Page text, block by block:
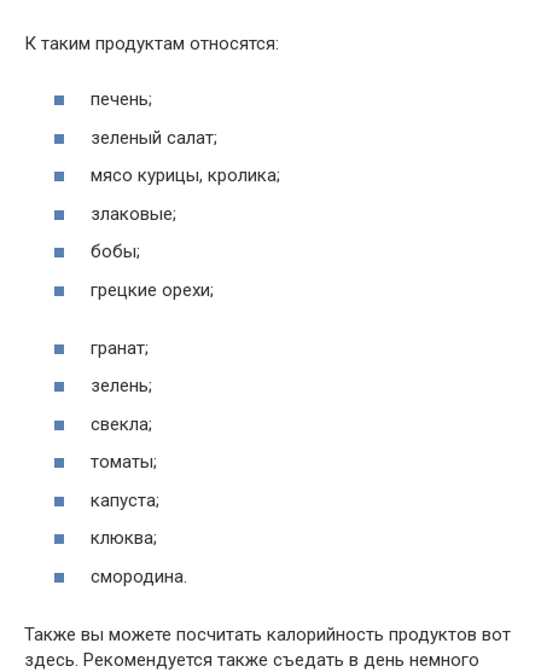
К таким продуктам относятся:
печень;
зеленый салат;
мясо курицы, кролика;
злаковые;
бобы;
грецкие орехи;
гранат;
зелень;
свекла;
томаты;
капуста;
клюква;
смородина.
Также вы можете посчитать калорийность продуктов вот
здесь. Рекомендуется также съедать в день немного